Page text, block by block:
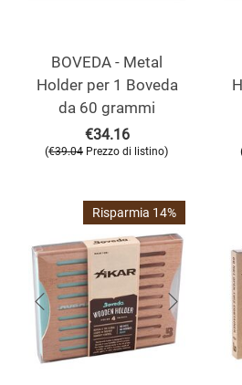
BOVEDA - Metal
Holder per 1 Boveda
da 60 grammi
€34.16
(€39.04 Prezzo di listino)
Risparmia 14%